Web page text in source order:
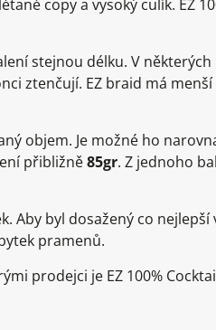
copy a vysoký culík. EZ
stejnou délku. V
ztenčují. EZ braid má
objem. Je možné ho
přibližně85gr. Z jednoho
Aby byl dosažený co
pramenů.
prodejci je EZ 100%